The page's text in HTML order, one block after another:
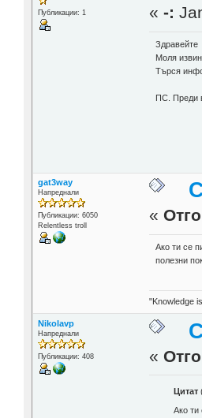
Публикации: 1 «-:
Здравейте
Моля
Търся
ПС. Преди
gat3way
Напреднали
Публикации: 6050
Relentless troll
«
Ако ти се
полезни
"Knowledge
Nikolavp
Напреднали
Публикации: 408 «
Цитат
Ако ти